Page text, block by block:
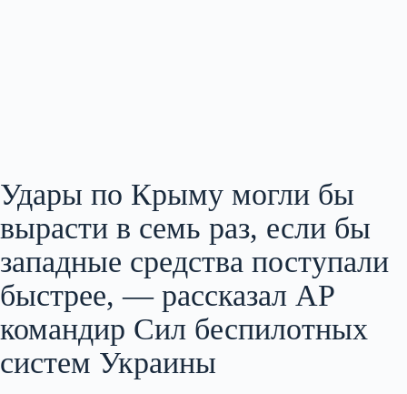
Удары по Крыму могли бы
вырасти в семь раз, если бы
западные средства поступали
быстрее, — рассказал AP
командир Сил беспилотных
систем Украины